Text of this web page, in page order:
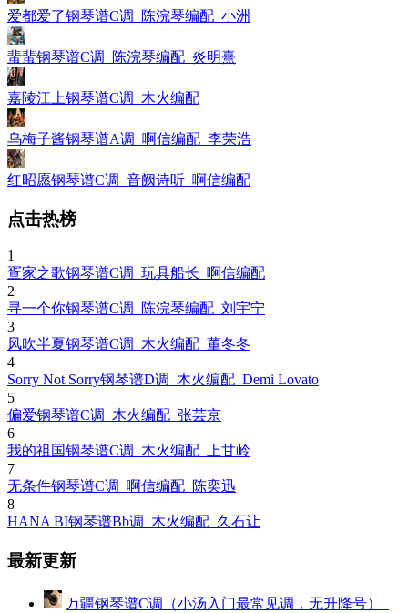
爱都爱了钢琴谱C调_陈浣琴编配_小洲
蜚蜚钢琴谱C调_陈浣琴编配_炎明熹
嘉陵江上钢琴谱C调_木火编配
乌梅子酱钢琴谱A调_啊信编配_李荣浩
红昭愿钢琴谱C调_音阙诗听_啊信编配
点击热榜
1
疍家之歌钢琴谱C调_玩具船长_啊信编配
2
寻一个你钢琴谱C调_陈浣琴编配_刘宇宁
3
风吹半夏钢琴谱C调_木火编配_董冬冬
4
Sorry Not Sorry钢琴谱D调_木火编配_Demi Lovato
5
偏爱钢琴谱C调_木火编配_张芸京
6
我的祖国钢琴谱C调_木火编配_上甘岭
7
无条件钢琴谱C调_啊信编配_陈奕迅
8
HANA BI钢琴谱Bb调_木火编配_久石让
最新更新
万疆钢琴谱C调（小汤入门最常见调，无升降号）_